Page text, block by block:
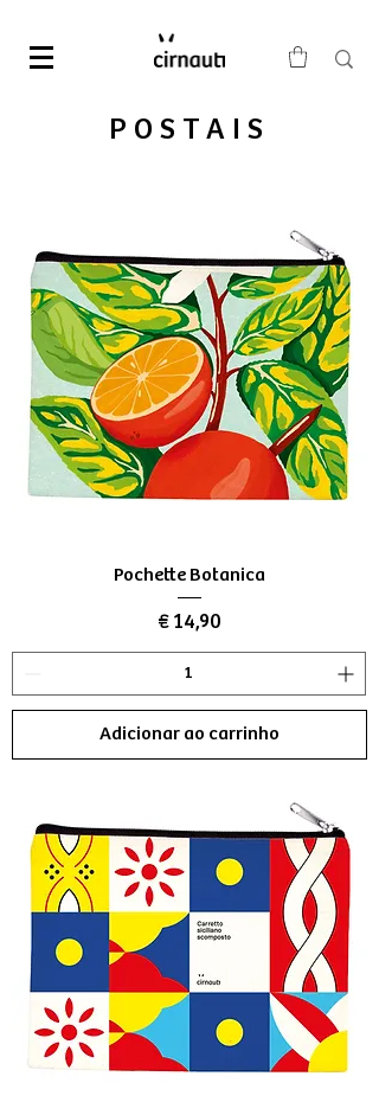
POSTAIS
Pochette Botanica
Preço
€ 14,90
Adicionar ao carrinho